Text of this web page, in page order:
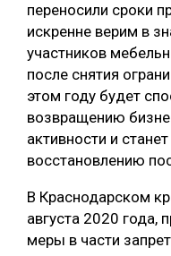
ДЕРЕВЯННОЕ
БЕЗОПАСНОЕ
СОРТИРОВКА
переносили сроки
искренне верим в
участников
после снятия
этом году будет
возвращению
активности и
восстановлению
В Краснодарском
августа 2020 года,
меры в части